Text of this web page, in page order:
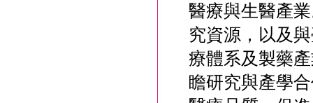
醫療與生醫產
究資源，以及
療體系及製藥
瞻研究與產學